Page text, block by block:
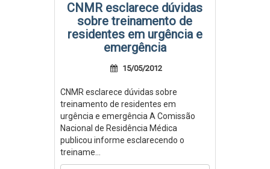
CNMR esclarece dúvidas
sobre treinamento de
residentes em urgência e
emergência
15/05/2012
CNMR esclarece dúvidas sobre
treinamento de residentes em
urgência e emergência A Comissão
Nacional de Residência Médica
publicou informe esclarecendo o
treiname...